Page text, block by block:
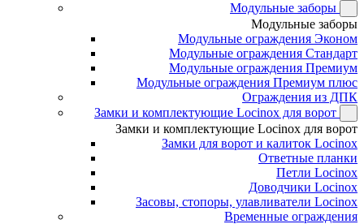
Модульные заборы
Модульные заборы
Модульные ограждения Эконом
Модульные ограждения Стандарт
Модульные ограждения Премиум
Модульные ограждения Премиум плюс
Ограждения из ДПК
Замки и комплектующие Locinox для ворот
Замки и комплектующие Locinox для ворот
Замки для ворот и калиток Locinox
Ответные планки
Петли Locinox
Доводчики Locinox
Засовы, стопоры, улавливатели Locinox
Временные ограждения